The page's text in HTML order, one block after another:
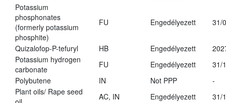
Potassium
phosphonates
(formerly potassium
phosphite)
FU Engedélyezett 31/
Quizalofop-P-tefuryl HB Engedélyezett
Potassium hydrogen
carbonate
FU Engedélyezett
31/
Polybutene
IN Not PPP
-
Plant oils/ Rape seed
AC, IN Engedélyezett
31/